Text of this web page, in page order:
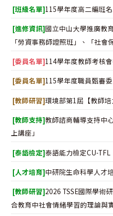
[班級名單]115學年度高二編班
[進修資訊]國立中山大學推廣教
「勞資事務師證照班」、「社會
[委員名單]114學年度教師考核
[委員名單]115學年度職員甄審
[教師研習]環境部第1屆【教師培
[教師支持]教師諮商輔導支持中
上講座」
[泰語檢定]泰語能力檢定CU-TFL
[人才培育]中研院生命科學人才
[教師研習]2026 TSSE國際學術
合教育中社會情緒學習的理論與